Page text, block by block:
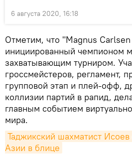
6 августа 2020, 16:18
Отметим, что "Magnus
инициированный чемпионом
захватывающим турниром.
гроссмейстеров, регламент,
групповой этап и плей-офф,
коллизии партий в рапид,
главным событием
мира.
Таджикский шахматист
Азии в блице